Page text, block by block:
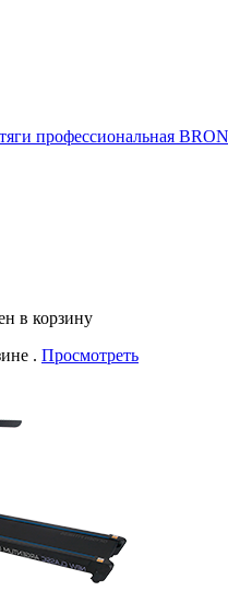
профессиональная
в корзину
. Просмотреть